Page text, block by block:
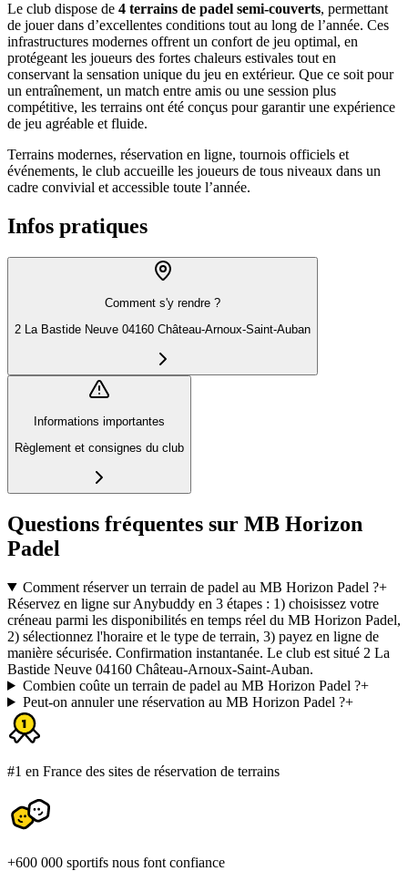
Le club dispose de 4 terrains de padel semi-couverts, permettant
de jouer dans d’excellentes conditions tout au long de l’année. Ces
infrastructures modernes offrent un confort de jeu optimal, en
protégeant les joueurs des fortes chaleurs estivales tout en
conservant la sensation unique du jeu en extérieur. Que ce soit pour
un entraînement, un match entre amis ou une session plus
compétitive, les terrains ont été conçus pour garantir une expérience
de jeu agréable et fluide.
Terrains modernes, réservation en ligne, tournois officiels et
événements, le club accueille les joueurs de tous niveaux dans un
cadre convivial et accessible toute l’année.
Infos pratiques
Comment s'y rendre ?
2 La Bastide Neuve 04160 Château-Arnoux-Saint-Auban
Informations importantes
Règlement et consignes du club
Questions fréquentes sur MB Horizon
Padel
Comment réserver un terrain de padel au MB Horizon Padel ?+
Réservez en ligne sur Anybuddy en 3 étapes : 1) choisissez votre
créneau parmi les disponibilités en temps réel du MB Horizon Padel,
2) sélectionnez l'horaire et le type de terrain, 3) payez en ligne de
manière sécurisée. Confirmation instantanée. Le club est situé 2 La
Bastide Neuve 04160 Château-Arnoux-Saint-Auban.
Combien coûte un terrain de padel au MB Horizon Padel ?+
Peut-on annuler une réservation au MB Horizon Padel ?+
#1 en France des sites de réservation de terrains
+600 000 sportifs nous font confiance